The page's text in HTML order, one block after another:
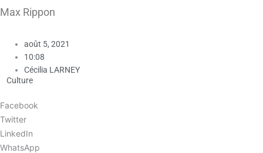
Max Rippon
août 5, 2021
10:08
Cécilia LARNEY
Culture
Facebook
Twitter
LinkedIn
WhatsApp